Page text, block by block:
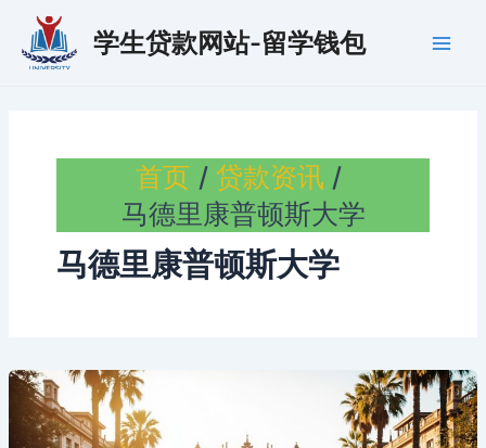
学生贷款网站-留学钱包
首页
贷款资讯
马德里康普顿斯大学
马德里康普顿斯大学